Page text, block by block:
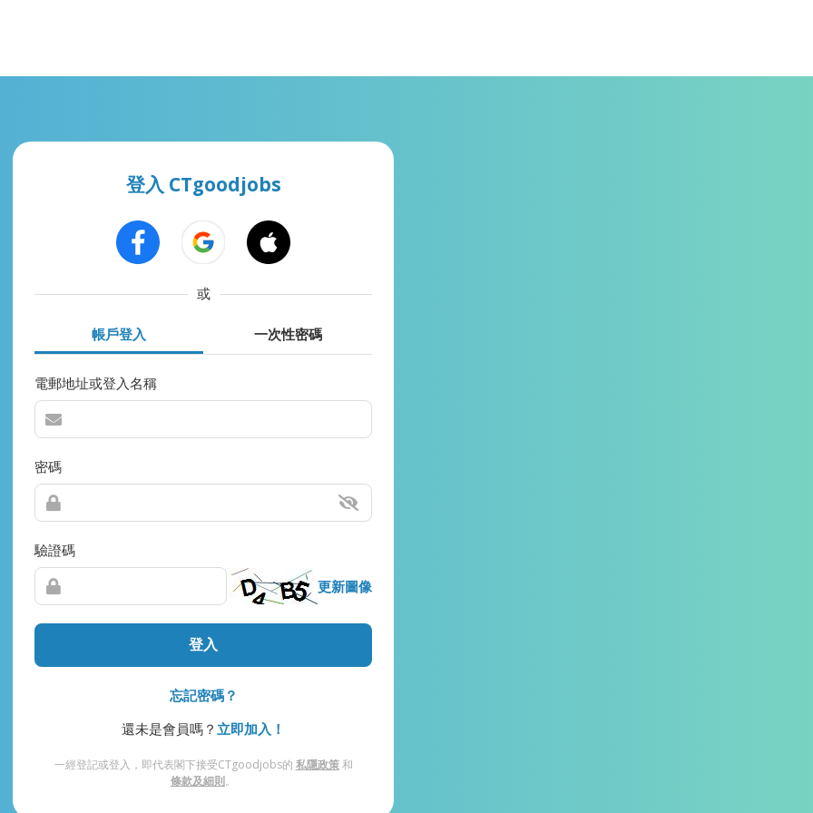
登入 CTgoodjobs
或
帳戶登入 一次性密碼
電郵地址或登入名稱
密碼
驗證碼
更新圖像
登入
忘記密碼？
還未是會員嗎？ 立即加入！
一經登記或登入，即代表閣下接受CTgoodjobs的 私隱政策和
條款及細則。